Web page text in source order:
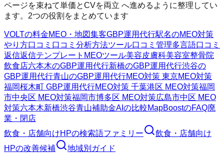
ページを束ねて単価とCVを両立 へ進めるように整理してい
ます。2つの役割をまとめています
VOLTの料金MEO・地図集客GBP運用代行駅名のMEO対策
やり方口コミ 口コミ分析方法ツール口コミ管理多言語口コミ
返信返信テンプレート MEOツール美容皮膚科美容室整骨院
飲食店六本木のGBP運用代行新橋のGBP運用代行渋谷の
GBP運用代行青山のGBP運用代行MEO対策 東京MEO対策
福岡桜木町 GBP運用代行MEO対策 千葉港区 MEO対策福岡
市中央区 MEO対策福岡市博多区 MEO対策広島市中区 MEO
対策六本木新橋渋谷青山補助金AIの比較MapBoostのFAQ廃
業・閉店
飲食・店舗向けHPの検索語ファミリー
飲食・店舗向け
HPの改善候補 地域別ガイド